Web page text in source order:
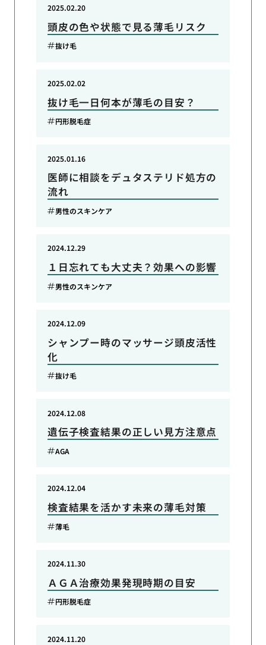
頭皮の色や状態で見る薄毛リスク
2025.02.20
抜け毛
抜け毛一日何本が薄毛の目安？
2025.02.02
円形脱毛症
医師に相談をデュタステリド処方の
流れ
2025.01.16
男性のスキンケア
１日忘れても大丈夫？効果への影響
2024.12.29
男性のスキンケア
シャンプー時のマッサージ頭皮活性
化
2024.12.09
抜け毛
遺伝子検査結果の正しい見方注意点
2024.12.08
AGA
検査結果を活かす未来の薄毛対策
2024.12.04
薄毛
ＡＧＡ治療効果発現時期の目安
2024.11.30
円形脱毛症
2024.11.20